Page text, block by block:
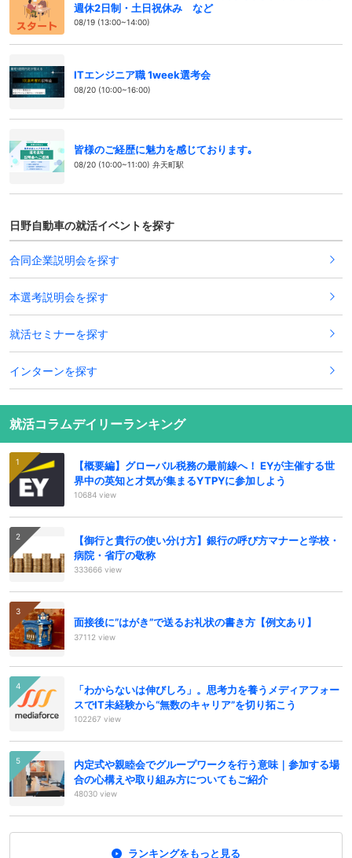
週休2日制・土日祝休み など
08/19 (13:00~14:00)
ITエンジニア職 1week選考会
08/20 (10:00~16:00)
皆様のご経歴に魅力を感じております｡
08/20 (10:00~11:00) 弁天町駅
日野自動車の就活イベントを探す
合同企業説明会を探す
本選考説明会を探す
就活セミナーを探す
インターンを探す
就活コラムデイリーランキング
【概要編】グローバル税務の最前線へ！ EYが主催する世
界中の英知と才気が集まるYTPYに参加しよう
10684 view
【御行と貴行の使い分け方】銀行の呼び方マナーと学校・
病院・省庁の敬称
333666 view
面接後に”はがき”で送るお礼状の書き方【例文あり】
37112 view
「わからないは伸びしろ」。思考力を養うメディアフォー
スでIT未経験から“無数のキャリア”を切り拓こう
102267 view
内定式や親睦会でグループワークを行う意味｜参加する場
合の心構えや取り組み方についてもご紹介
48030 view
ランキングをもっと見る